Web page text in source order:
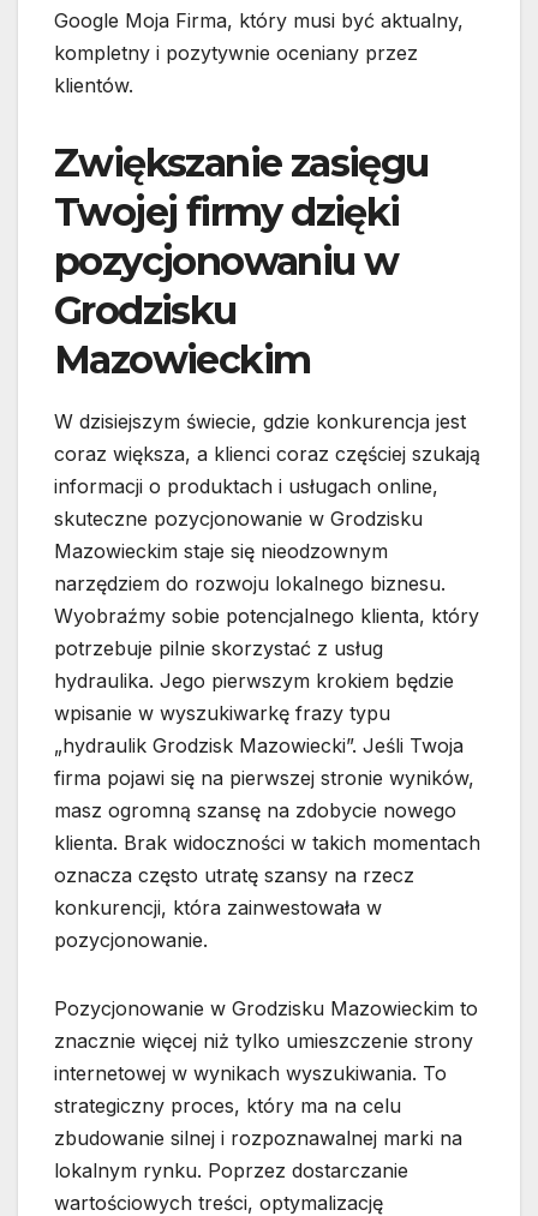
Google Moja Firma, który musi być aktualny,
kompletny i pozytywnie oceniany przez
klientów.
Zwiększanie zasięgu
Twojej firmy dzięki
pozycjonowaniu w
Grodzisku
Mazowieckim
W dzisiejszym świecie, gdzie konkurencja jest
coraz większa, a klienci coraz częściej szukają
informacji o produktach i usługach online,
skuteczne pozycjonowanie w Grodzisku
Mazowieckim staje się nieodzownym
narzędziem do rozwoju lokalnego biznesu.
Wyobraźmy sobie potencjalnego klienta, który
potrzebuje pilnie skorzystać z usług
hydraulika. Jego pierwszym krokiem będzie
wpisanie w wyszukiwarkę frazy typu
„hydraulik Grodzisk Mazowiecki”. Jeśli Twoja
firma pojawi się na pierwszej stronie wyników,
masz ogromną szansę na zdobycie nowego
klienta. Brak widoczności w takich momentach
oznacza często utratę szansy na rzecz
konkurencji, która zainwestowała w
pozycjonowanie.
Pozycjonowanie w Grodzisku Mazowieckim to
znacznie więcej niż tylko umieszczenie strony
internetowej w wynikach wyszukiwania. To
strategiczny proces, który ma na celu
zbudowanie silnej i rozpoznawalnej marki na
lokalnym rynku. Poprzez dostarczanie
wartościowych treści, optymalizację